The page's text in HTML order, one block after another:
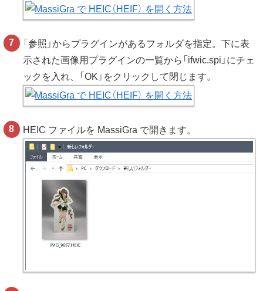
「参照」からプラグインがあるフォルダを指定。下に表
示された画像用プラグインの一覧から「ifwic.spi」にチェ
ックを入れ、「OK」をクリックして閉じます。
HEIC ファイルを MassiGra で開きます。